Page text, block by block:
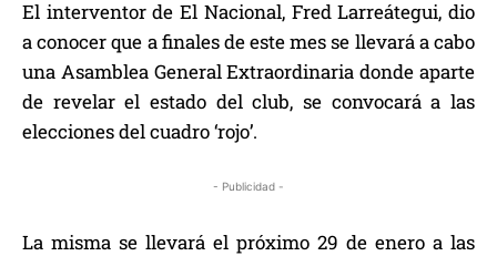
El interventor de El Nacional, Fred Larreátegui, dio
a conocer que a finales de este mes se llevará a cabo
una Asamblea General Extraordinaria donde aparte
de revelar el estado del club, se convocará a las
elecciones del cuadro ‘rojo’.
- Publicidad -
La misma se llevará el próximo 29 de enero a las